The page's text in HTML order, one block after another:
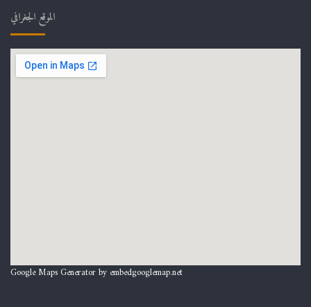
الموقع الجغرافي
Google Maps Generator by embedgooglemap.net